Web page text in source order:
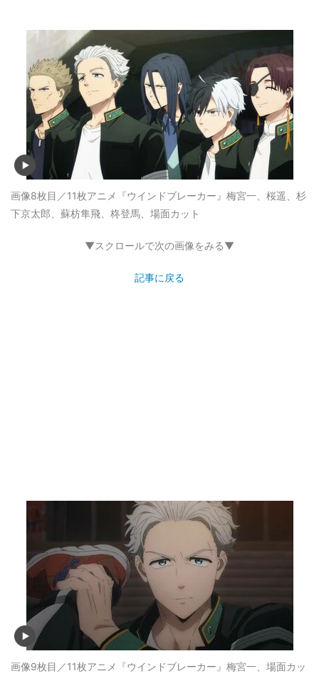
画像8枚目／11枚アニメ『ウインドブレーカー』梅宮一、桜遥、杉
下京太郎、蘇枋隼飛、柊登馬、場面カット
▼スクロールで次の画像をみる▼
記事に戻る
画像9枚目／11枚アニメ『ウインドブレーカー』梅宮一、場面カッ